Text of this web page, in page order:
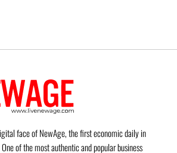
face of NewAge, the first economic daily in
of the most authentic and popular business